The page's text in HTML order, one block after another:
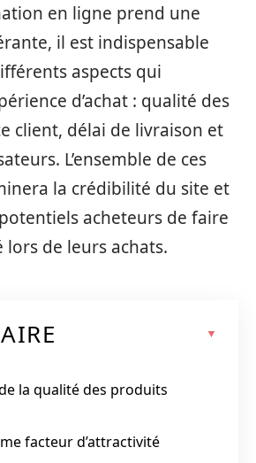
en ligne prend une
il est indispensable
aspects qui
d’achat : qualité des
client, délai de livraison et
L’ensemble de ces
la crédibilité du site et
acheteurs de faire
lors de leurs achats.
la qualité des produits
facteur d’attractivité